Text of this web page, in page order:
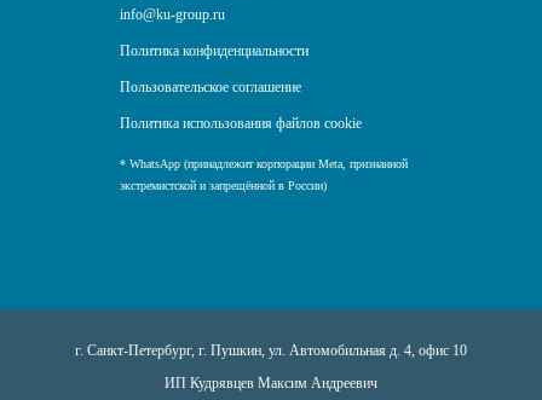
info@ku-group.ru
Политика конфиденциальности
Пользовательское соглашение
Политика использования файлов cookie
* WhatsApp (принадлежит корпорации Meta, признанной
экстремистской и запрещённой в России)
г. Санкт-Петербург, г. Пушкин, ул. Автомобильная д. 4, офис 10
ИП Кудрявцев Максим Андреевич